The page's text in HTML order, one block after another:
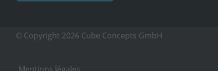
© Copyright 2026 Cube Concepts GmbH